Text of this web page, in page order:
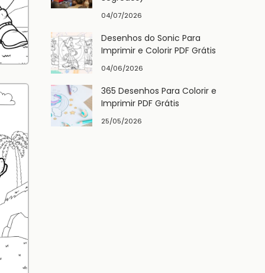
04/07/2026
Desenhos do Sonic Para
Imprimir e Colorir PDF Grátis
04/06/2026
365 Desenhos Para Colorir e
Imprimir PDF Grátis
25/05/2026